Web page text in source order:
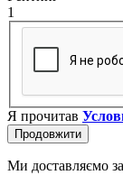
1
Я прочитав
Продовжити
Ми доставляємо